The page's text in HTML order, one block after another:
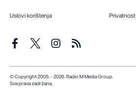
Uslovi korištenja Privatnost
© Copyright 2005. - 2026. Radio M Media Group.
Sva prava zadržana.